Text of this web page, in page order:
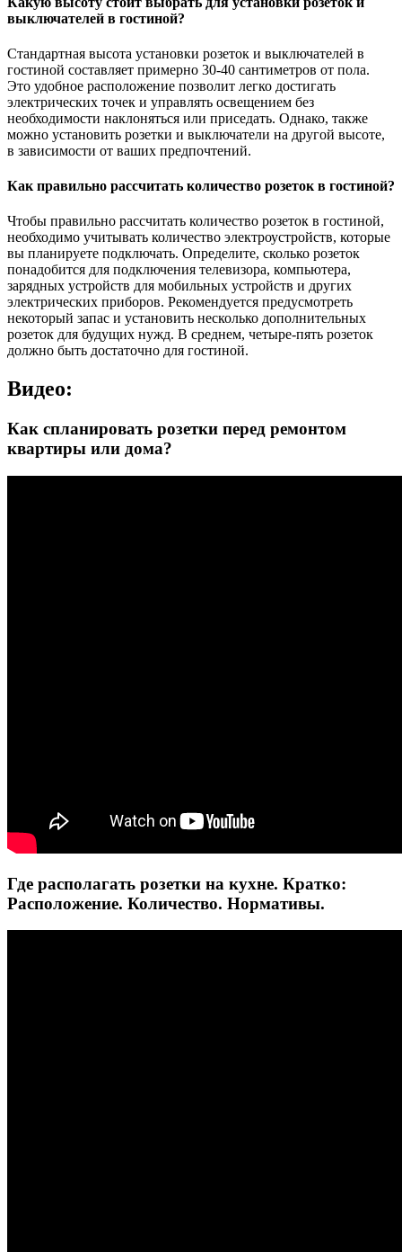
выключателей в гостиной?
Стандартная высота установки розеток и выключателей в
гостиной составляет примерно 30-40 сантиметров от пола.
Это удобное расположение позволит легко достигать
электрических точек и управлять освещением без
необходимости наклоняться или приседать. Однако, также
можно установить розетки и выключатели на другой высоте,
в зависимости от ваших предпочтений.
Как правильно рассчитать количество розеток в гостиной?
Чтобы правильно рассчитать количество розеток в гостиной,
необходимо учитывать количество электроустройств, которые
вы планируете подключать. Определите, сколько розеток
понадобится для подключения телевизора, компьютера,
зарядных устройств для мобильных устройств и других
электрических приборов. Рекомендуется предусмотреть
некоторый запас и установить несколько дополнительных
розеток для будущих нужд. В среднем, четыре-пять розеток
должно быть достаточно для гостиной.
Видео:
Как спланировать розетки перед ремонтом
квартиры или дома?
Где располагать розетки на кухне. Кратко:
Расположение. Количество. Нормативы.